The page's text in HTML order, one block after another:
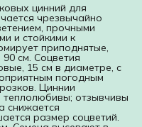
цинний для
чрезвычайно
прочными
и стойкими к
приподнятые,
см. Соцветия
15 см в диаметре, с
погодным
Циннии
теплолюбивы; отзывчивы
снижается
размер соцветий.